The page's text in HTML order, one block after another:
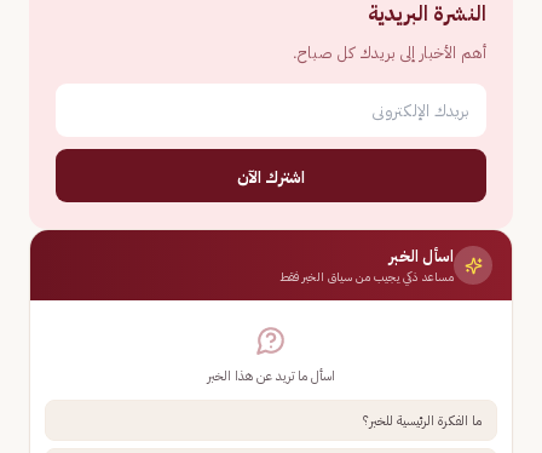
النشرة البريدية
أهم الأخبار إلى بريدك كل صباح.
اشترك الآن
اسأل الخبر
مساعد ذكي يجيب من سياق الخبر فقط
اسأل ما تريد عن هذا الخبر
ما الفكرة الرئيسية للخبر؟